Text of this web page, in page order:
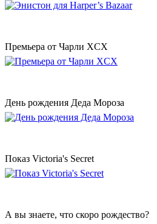
Премьера от Чарли XCX
День рождения Деда Мороза
Показ Victoria's Secret
А вы знаете, что скоро рождество?